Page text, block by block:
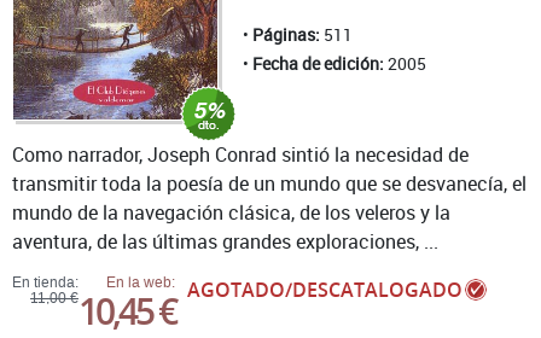
Páginas: 511
Fecha de edición: 2005
En tienda:
11,00 €
En la web:
10,45 € AGOTADO/DESCATALOGADO
Como narrador, Joseph Conrad sintió la necesidad de
transmitir toda la poesía de un mundo que se desvanecía, el
mundo de la navegación clásica, de los veleros y la
aventura, de las últimas grandes exploraciones, ...